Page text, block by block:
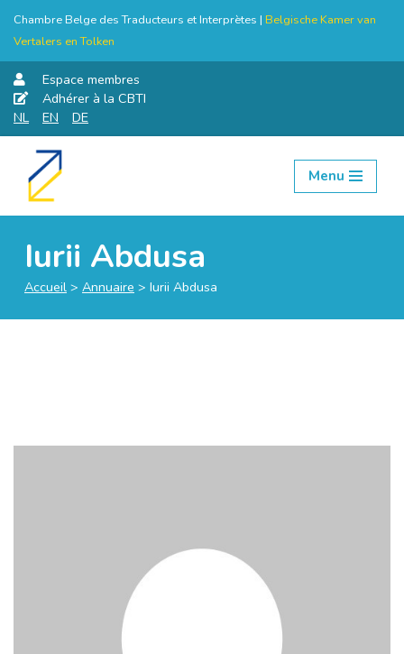
Chambre Belge des Traducteurs et Interprètes | Belgische Kamer van
Vertalers en Tolken
Espace membres
Adhérer à la CBTI
NL
EN DE
Aller
Menu
Iurii Abdusa
Accueil > Annuaire > Iurii Abdusa